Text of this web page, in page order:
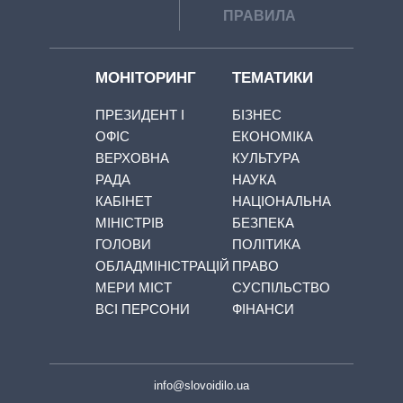
ПРАВИЛА
МОНІТОРИНГ
ПРЕЗИДЕНТ І
ОФІС
ВЕРХОВНА
РАДА
КАБІНЕТ
МІНІСТРІВ
ГОЛОВИ
ОБЛАДМІНІСТРАЦІЙ
МЕРИ МІСТ
ВСІ ПЕРСОНИ
ТЕМАТИКИ
БІЗНЕС
ЕКОНОМІКА
КУЛЬТУРА
НАУКА
НАЦІОНАЛЬНА
БЕЗПЕКА
ПОЛІТИКА
ПРАВО
СУСПІЛЬСТВО
ФІНАНСИ
info@slovoidilo.ua